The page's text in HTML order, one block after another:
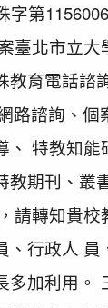
字第
臺北市立大
教育電話諮
路諮詢、個
、 特教知能
教期刊、叢
請轉知貴校
、行政人 員
多加利用。